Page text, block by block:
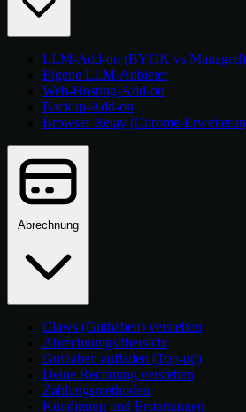
LLM-Add-on (BYOK vs Managed)
Eigene LLM-Anbieter
Web-Hosting-Add-on
Backup-Add-on
Browser Relay (Chrome-
Abrechnung
Claws (Guthaben) verstehen
Abrechnungsübersicht
Guthaben aufladen (Top-up)
Deine Rechnung verstehen
Zahlungsmethoden
Kündigung und Erstattungen